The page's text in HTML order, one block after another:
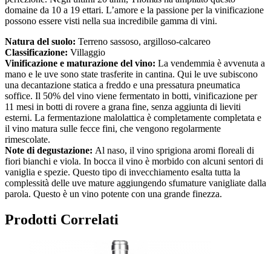
domaine da 10 a 19 ettari. L’amore e la passione per la vinificazione
possono essere visti nella sua incredibile gamma di vini.
Natura del suolo: Terreno sassoso, argilloso-calcareo
Classificazione: Villaggio
Vinificazione e maturazione del vino: La vendemmia è avvenuta a
mano e le uve sono state trasferite in cantina. Qui le uve subiscono
una decantazione statica a freddo e una pressatura pneumatica
soffice. Il 50% del vino viene fermentato in botti, vinificazione per
11 mesi in botti di rovere a grana fine, senza aggiunta di lieviti
esterni. La fermentazione malolattica è completamente completata e
il vino matura sulle fecce fini, che vengono regolarmente
rimescolate.
Note di degustazione: Al naso, il vino sprigiona aromi floreali di
fiori bianchi e viola. In bocca il vino è morbido con alcuni sentori di
vaniglia e spezie. Questo tipo di invecchiamento esalta tutta la
complessità delle uve mature aggiungendo sfumature vanigliate dalla
parola. Questo è un vino potente con una grande finezza.
Prodotti Correlati